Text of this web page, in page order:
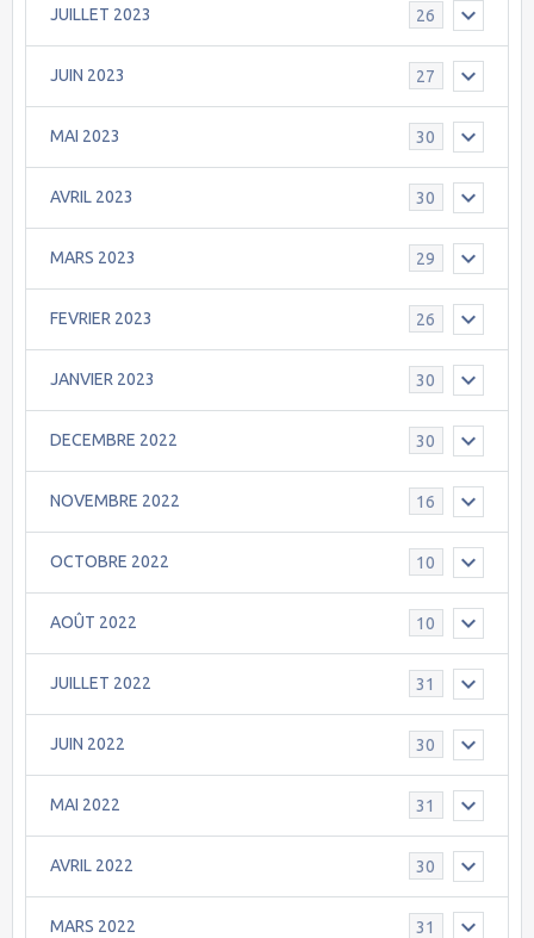
JUILLET 2023 26
JUIN 2023 27
MAI 2023 30
AVRIL 2023 30
MARS 2023 29
FEVRIER 2023 26
JANVIER 2023 30
DECEMBRE 2022 30
NOVEMBRE 2022 16
OCTOBRE 2022 10
AOÛT 2022 10
JUILLET 2022 31
JUIN 2022 30
MAI 2022 31
AVRIL 2022 30
MARS 2022 31